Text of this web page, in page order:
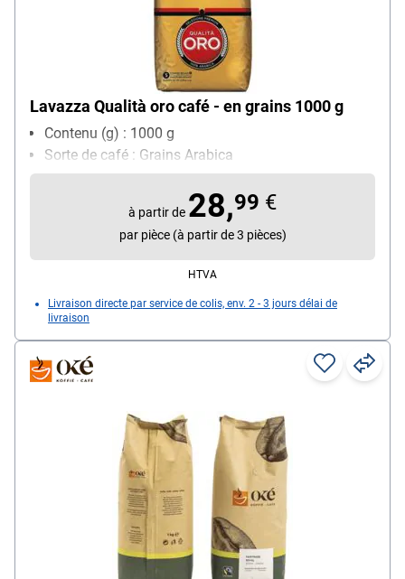
Lavazza Qualità oro café - en grains 1000 g
Contenu (g) : 1000 g
Sorte de café : Grains Arabica
à partir de 28,99 €
par pièce (à partir de 3 pièces)
HTVA
Livraison directe par service de colis, env. 2 - 3 jours délai de
livraison